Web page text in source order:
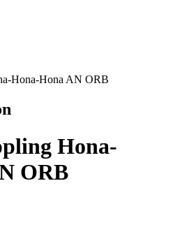
Hona-Hona AN ORB
Hona-
ORB